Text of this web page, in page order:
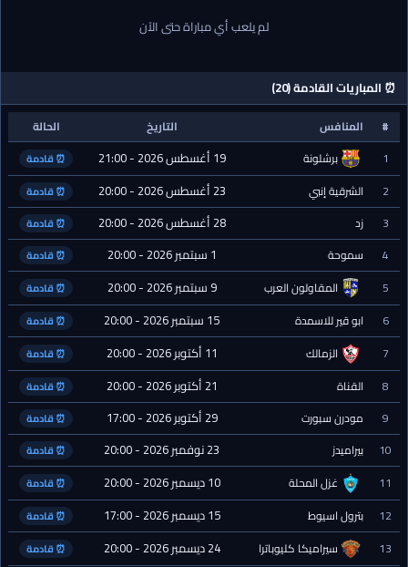
لم يلعب أي مباراة حتى الآن
⏰ المباريات القادمة (20)
# المنافس التاريخ
الحالة
1
برشلونة 19 أغسطس 2026 - 21:00 ⏰ قادمة
2 الشرقية إنبي 23 أغسطس 2026 - 20:00 ⏰ قادمة
3 زد 28 أغسطس 2026 - 20:00 ⏰ قادمة
4 سموحة 1 سبتمبر 2026 - 20:00 ⏰ قادمة
5 المقاولون العرب 9 سبتمبر 2026 - 20:00 ⏰ قادمة
6 ابو قير للاسمدة 15 سبتمبر 2026 - 20:00 ⏰ قادمة
7 الزمالك 11 أكتوبر 2026 - 20:00 ⏰ قادمة
8 القناة 21 أكتوبر 2026 - 20:00 ⏰ قادمة
9 مودرن سبورت 29 أكتوبر 2026 - 17:00 ⏰ قادمة
10 بيراميدز 23 نوفمبر 2026 - 20:00 ⏰ قادمة
11 غزل المحلة 10 ديسمبر 2026 - 20:00 ⏰ قادمة
12 بترول اسيوط 15 ديسمبر 2026 - 17:00 ⏰ قادمة
13 سيراميكا كليوباترا 24 ديسمبر 2026 - 20:00 ⏰ قادمة